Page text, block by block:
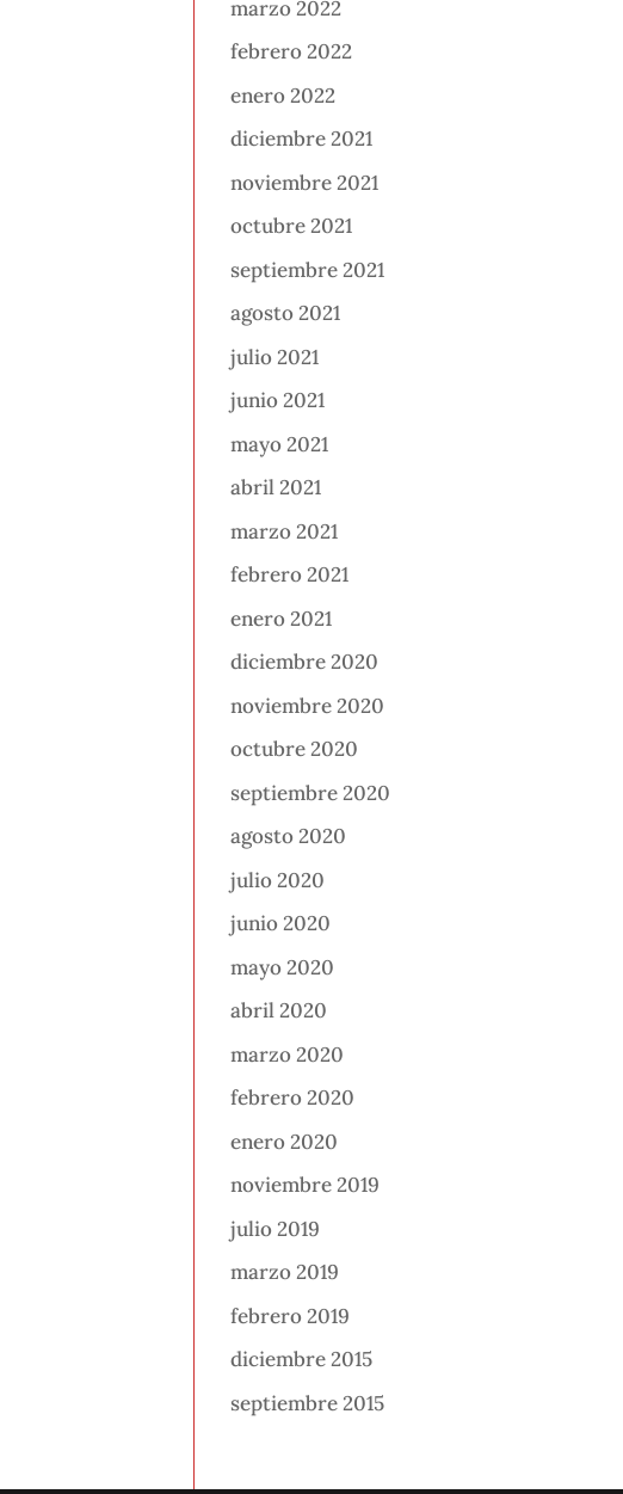
marzo 2022
febrero 2022
enero 2022
diciembre 2021
noviembre 2021
octubre 2021
septiembre 2021
agosto 2021
julio 2021
junio 2021
mayo 2021
abril 2021
marzo 2021
febrero 2021
enero 2021
diciembre 2020
noviembre 2020
octubre 2020
septiembre 2020
agosto 2020
julio 2020
junio 2020
mayo 2020
abril 2020
marzo 2020
febrero 2020
enero 2020
noviembre 2019
julio 2019
marzo 2019
febrero 2019
diciembre 2015
septiembre 2015